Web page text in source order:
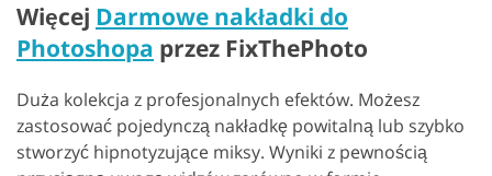
Więcej Darmowe nakładki do
Photoshopa przez FixThePhoto
Duża kolekcja z profesjonalnych efektów. Możesz
zastosować pojedynczą nakładkę powitalną lub szybko
stworzyć hipnotyzujące miksy. Wyniki z pewnością